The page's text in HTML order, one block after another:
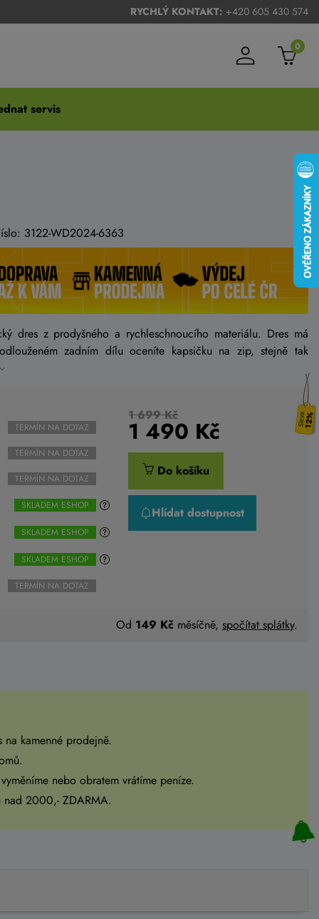
RYCHLÝ KONTAKT: +420 605 430 574
0
servis
3122-WD2024-6363
dres z prodyšného a rychleschnoucího materiálu. Dres má
zadním dílu oceníte kapsičku na zip, stejně tak
12%
TERMÍN NA DOTAZ
TERMÍN NA DOTAZ
TERMÍN NA DOTAZ
SKLADEM ESHOP
SKLADEM ESHOP
SKLADEM ESHOP
TERMÍN NA DOTAZ
1 699 Kč
1 490 Kč
Do košíku
Hlídat dostupnost
Od 149 Kč měsíčně, spočítat splátky.
na kamenné prodejně.
nebo obratem vrátíme peníze.
nad 2000,- ZDARMA.